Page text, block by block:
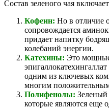
Состав зеленого чая
Кофеин: Но в отличие
сопровождается
придает напитку
колебаний энергии.
Катехины: Это
одним из ключевых
многим
Полифенолы: Зеленый
которые являются еще